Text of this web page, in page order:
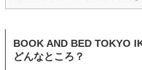
BOOK AND BED TOKYO
どんなところ？